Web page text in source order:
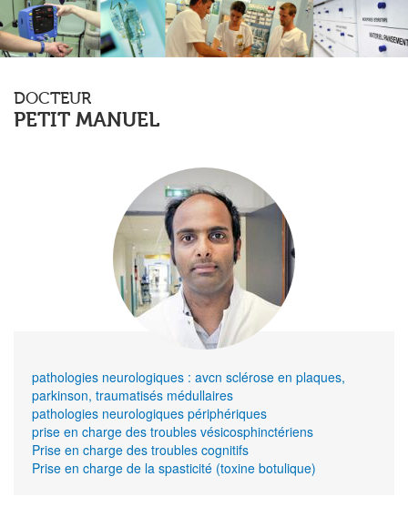
DOCTEUR
PETIT MANUEL
pathologies neurologiques : avcn sclérose en plaques,
parkinson, traumatisés médullaires
pathologies neurologiques périphériques
prise en charge des troubles vésicosphinctériens
Prise en charge des troubles cognitifs
Prise en charge de la spasticité (toxine botulique)